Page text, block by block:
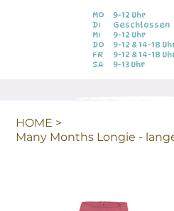
MO
DI
MI
DO
FR
SA
9-12 Uhr
Geschlossen
9-12 Uhr
9-12 & 14-18
9-12 & 14-18
9-13 Uhr
HOME >
Many Months Longie -